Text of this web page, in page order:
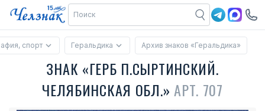
спорт Геральдика Архив знаков «Геральдика»
ЗНАК «ГЕРБ П.СЫРТИНСКИЙ.
ЧЕЛЯБИНСКАЯ ОБЛ.»АРТ. 707